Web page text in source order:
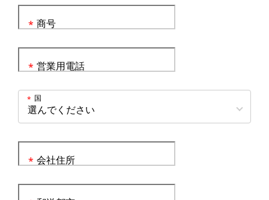
商号
*
営業用電話
*
国
*
会社住所
*